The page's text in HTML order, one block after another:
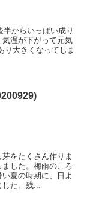
からいっぱい成り
温が下がって元気
り大きくなってしま
をたくさん作りま
した。梅雨のころ
夏の時期に、日よ
た。残...